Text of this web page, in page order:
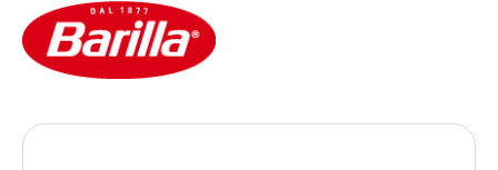
Bildergalerie überspringen